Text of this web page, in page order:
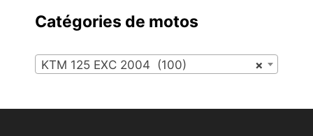
Catégories de motos
×
KTM 125 EXC 2004 (100)